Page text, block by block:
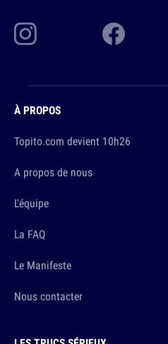
À PROPOS
Topito.com devient 10h26
A propos de nous
L'équipe
La FAQ
Le Manifeste
Nous contacter